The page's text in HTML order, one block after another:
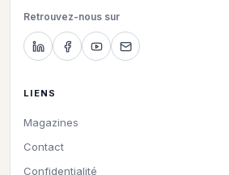
Retrouvez-nous sur
LIENS
Magazines
Contact
Confidentialité